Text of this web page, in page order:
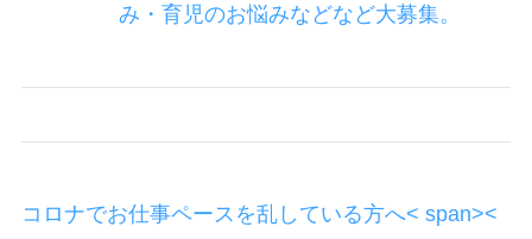
み・育児のお悩みなどなど大募集。
コロナでお仕事ペースを乱している方へ< span><